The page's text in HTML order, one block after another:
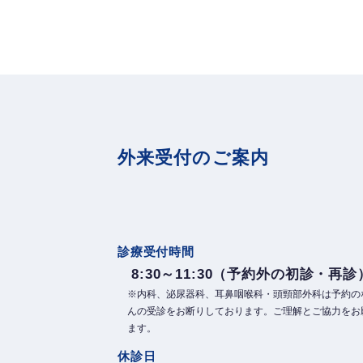
外来受付のご案内
診療受付時間
8:30～11:30（予約外の初診・再診
※内科、泌尿器科、耳鼻咽喉科・頭頸部外科は予約の
んの受診をお断りしております。ご理解とご協力をお
ます。
休診日